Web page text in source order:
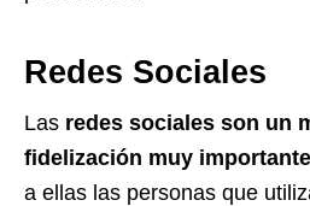
Redes Sociales
Las redes sociales son un
fidelización muy importante
a ellas las personas que